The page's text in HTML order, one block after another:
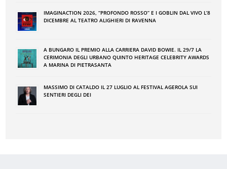
IMAGINACTION 2026, “PROFONDO ROSSO” E I GOBLIN DAL VIVO L’8
DICEMBRE AL TEATRO ALIGHIERI DI RAVENNA
A BUNGARO IL PREMIO ALLA CARRIERA DAVID BOWIE. IL 29/7 LA
CERIMONIA DEGLI URBANO QUINTO HERITAGE CELEBRITY AWARDS
A MARINA DI PIETRASANTA
MASSIMO DI CATALDO IL 27 LUGLIO AL FESTIVAL AGEROLA SUI
SENTIERI DEGLI DEI